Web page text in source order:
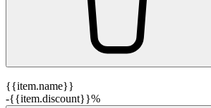
{{item.name}}
-{{item.discount}}%